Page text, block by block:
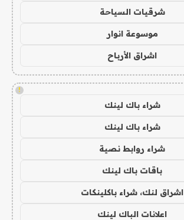
شرقيات السياحة
موسوعة انوار
اشراق الأرباح
!
شراء باك لينك
شراء باك لينك
شراء روابط نصية
باقات باك لينك
اشراق لنك، شراء باكلينكات
اعلانات الباك لينك